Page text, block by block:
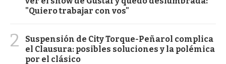
"Quiero trabajar con vos"
2
Suspensión de City Torque-Peñarol complica
el Clausura: posibles soluciones y la polémica
por el clásico